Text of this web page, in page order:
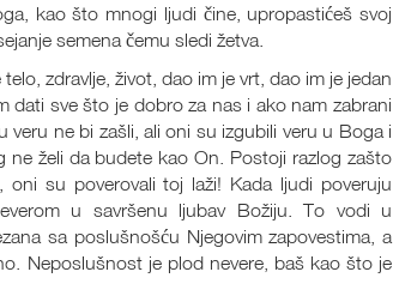
kao što mnogi ljudi čine, upropastićeš svoj
semena čemu sledi žetva.
zdravlje, život, dao im je vrt, dao im je jedan
dati sve što je dobro za nas i ako nam zabrani
ne bi zašli, ali oni su izgubili veru u Boga i
želi da budete kao On. Postoji razlog zašto
su poverovali toj laži! Kada ljudi poveruju
u savršenu ljubav Božiju. To vodi u
sa poslušnošću Njegovim zapovestima, a
Neposlušnost je plod nevere, baš kao što je